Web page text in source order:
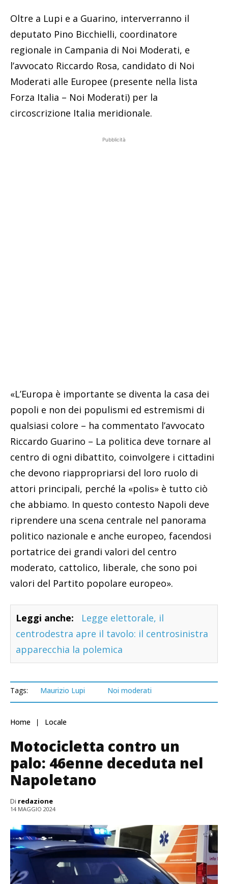
Oltre a Lupi e a Guarino, interverranno il
deputato Pino Bicchielli, coordinatore
regionale in Campania di Noi Moderati, e
l’avvocato Riccardo Rosa, candidato di Noi
Moderati alle Europee (presente nella lista
Forza Italia – Noi Moderati) per la
circoscrizione Italia meridionale.
Pubblicità
«L’Europa è importante se diventa la casa dei
popoli e non dei populismi ed estremismi di
qualsiasi colore – ha commentato l’avvocato
Riccardo Guarino – La politica deve tornare al
centro di ogni dibattito, coinvolgere i cittadini
che devono riappropriarsi del loro ruolo di
attori principali, perché la «polis» è tutto ciò
che abbiamo. In questo contesto Napoli deve
riprendere una scena centrale nel panorama
politico nazionale e anche europeo, facendosi
portatrice dei grandi valori del centro
moderato, cattolico, liberale, che sono poi
valori del Partito popolare europeo».
Leggi anche:
Legge elettorale, il
centrodestra apre il tavolo: il centrosinistra
apparecchia la polemica
Tags: Maurizio Lupi Noi moderati
Home Locale
Motocicletta contro un
palo: 46enne deceduta nel
Napoletano
Di redazione
14 MAGGIO 2024